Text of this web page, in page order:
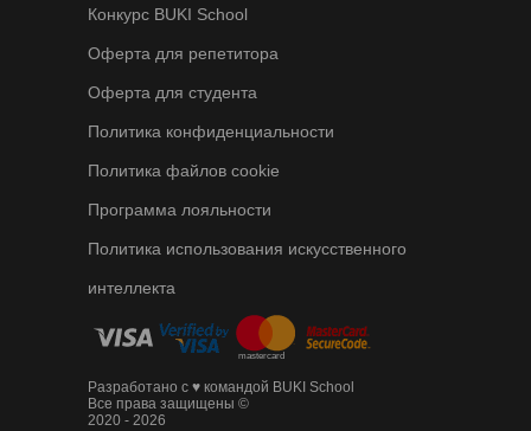
Конкурс BUKI School
Оферта для репетитора
Оферта для студента
Политика конфиденциальности
Политика файлов cookie
Программа лояльности
Политика использования искусственного
интеллекта
Разработано с ♥ командой BUKI School
Все права защищены ©
2020 - 2026